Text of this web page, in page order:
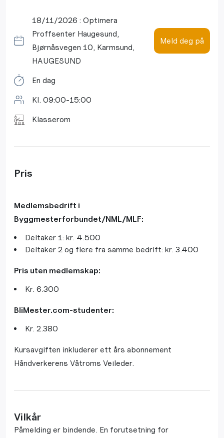
18/11/2026 : Optimera
Proffsenter Haugesund,
Bjørnåsvegen 10, Karmsund,
HAUGESUND
Meld deg på
En dag
Kl. 09:00-15:00
Klasserom
Pris
Medlemsbedrift i
Byggmesterforbundet/NML/MLF:
Deltaker 1: kr. 4.500
Deltaker 2 og flere fra samme bedrift: kr. 3.400
Pris uten medlemskap:
Kr. 6.300
BliMester.com-studenter:
Kr. 2.380
Kursavgiften inkluderer ett års abonnement
Håndverkerens Våtroms Veileder.
Vilkår
Påmelding er bindende. En forutsetning for